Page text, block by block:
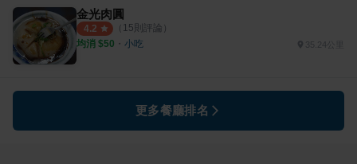
金光肉圓
4.2 （ 15則評論）
均消 $50 ・ 小吃 35.24公里
更多餐廳排名